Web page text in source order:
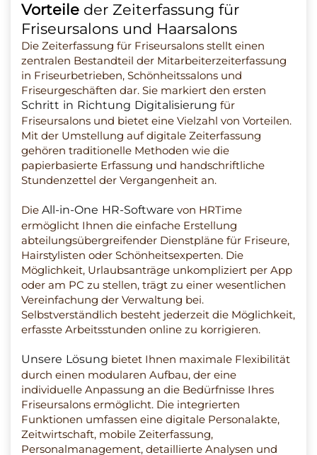
Vorteile der Zeiterfassung für
Friseursalons und Haarsalons
Die Zeiterfassung für Friseursalons stellt einen
zentralen Bestandteil der Mitarbeiterzeiterfassung
in Friseurbetrieben, Schönheitssalons und
Friseurgeschäften dar. Sie markiert den ersten
Schritt in Richtung Digitalisierung für
Friseursalons und bietet eine Vielzahl von Vorteilen.
Mit der Umstellung auf digitale Zeiterfassung
gehören traditionelle Methoden wie die
papierbasierte Erfassung und handschriftliche
Stundenzettel der Vergangenheit an.
Die All-in-One HR-Software von HRTime
ermöglicht Ihnen die einfache Erstellung
abteilungsübergreifender Dienstpläne für Friseure,
Hairstylisten oder Schönheitsexperten. Die
Möglichkeit, Urlaubsanträge unkompliziert per App
oder am PC zu stellen, trägt zu einer wesentlichen
Vereinfachung der Verwaltung bei.
Selbstverständlich besteht jederzeit die Möglichkeit,
erfasste Arbeitsstunden online zu korrigieren.
Unsere Lösung bietet Ihnen maximale Flexibilität
durch einen modularen Aufbau, der eine
individuelle Anpassung an die Bedürfnisse Ihres
Friseursalons ermöglicht. Die integrierten
Funktionen umfassen eine digitale Personalakte,
Zeitwirtschaft, mobile Zeiterfassung,
Personalmanagement, detaillierte Analysen und